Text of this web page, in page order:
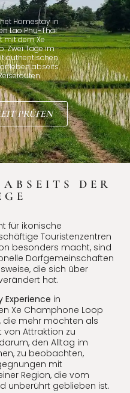
Homestay in
Lao Phu-Thai
mit dem Xe
Zwei Tage im
authentischen
abseits
PRÜFEN
DER
für ikonische
Touristenzentren
besonders macht, sind
Dorfgemeinschaften
die sich über
hat.
Experience in
Xe Champhone Loop
die mehr möchten als
von Attraktion zu
den Alltag im
zu beobachten,
mit
Region, die vom
unberührt geblieben ist.